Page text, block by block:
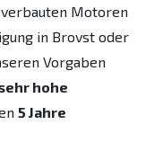
Motoren
in Brovst oder
Vorgaben
hohe
5 Jahre